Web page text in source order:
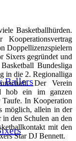
Ballers
Basketballhürden.
Doppellizenzspielern
Sixers gegründet und
Bundesliga
in die 2. Regionalliga
Der Verein
hob ein im ganzen
Taufe. In Kooperation
möglich, allein in der
den Schulen an den
mit den
Star DJ Bennett.